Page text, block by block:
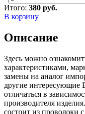
Итого: 380 руб.
В корзину
Описание
Здесь можно
характеристиками,
замены на аналог
другие
отличаться в
производителя
состоит из проволоки